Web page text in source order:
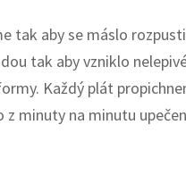
aby se máslo
tak aby vzniklo
Každý plát
z minuty na minutu